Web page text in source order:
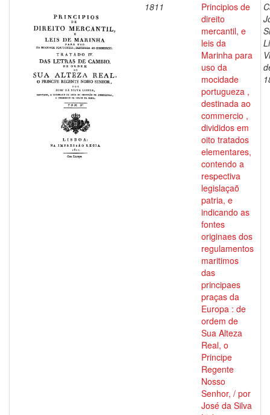
1811
Principios de
direito
mercantil, e
leis da
Marinha para
uso da
mocidade
portugueza ,
destinada ao
commercio ,
divididos em
oito tratados
elementares,
contendo a
respectiva
legislaçaõ
patria, e
indicando as
fontes
originaes dos
regulamentos
maritimos
das
principaes
praças da
Europa : de
ordem de
Sua Alteza
Real, o
Principe
Regente
Nosso
Senhor, / por
José da Silva